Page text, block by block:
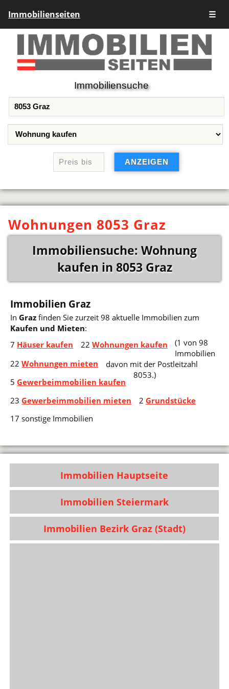
Immobilienseiten ☰
Immobiliensuche
Wohnungen 8053 Graz
Immobiliensuche: Wohnung
kaufen in 8053 Graz
Immobilien Graz
InGraz finden Sie zurzeit 98 aktuelle Immobilien zum
Kaufen und Mieten:
7 Häuser kaufen 22 Wohnungen kaufen
22Wohnungen mieten
5Gewerbeimmobilien kaufen
23Gewerbeimmobilien mieten 2 Grundstücke
17 sonstige Immobilien
(1 von 98
Immobilien
davon mit der Postleitzahl
8053.)
Immobilien Hauptseite
Immobilien Steiermark
Immobilien Bezirk Graz (Stadt)